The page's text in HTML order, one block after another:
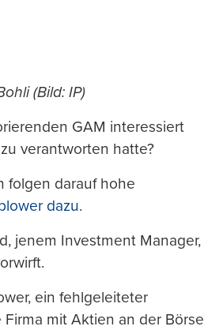
(Bild: IP)
GAM interessiert
verantworten hatte?
folgen darauf hohe
dazu.
jenem Investment Manager,
ein fehlgeleiteter
mit Aktien an der Börse